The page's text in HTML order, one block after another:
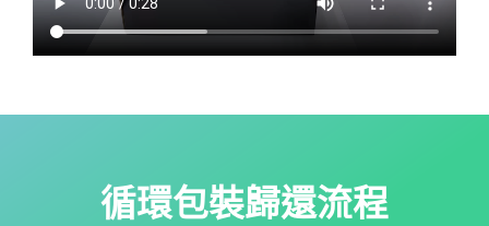
循環包裝歸還流程